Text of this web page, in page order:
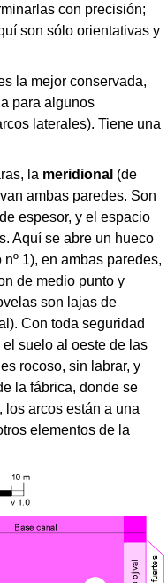
con precisión;
son sólo orientativas y
la mejor conservada,
para algunos
laterales). Tiene una
la meridional (de
ambas paredes. Son
espesor, y el espacio
Aquí se abre un hueco
1), en ambas paredes,
de medio punto y
son lajas de
Con toda seguridad
suelo al oeste de las
rocoso, sin labrar, y
la fábrica, donde se
los arcos están a una
elementos de la